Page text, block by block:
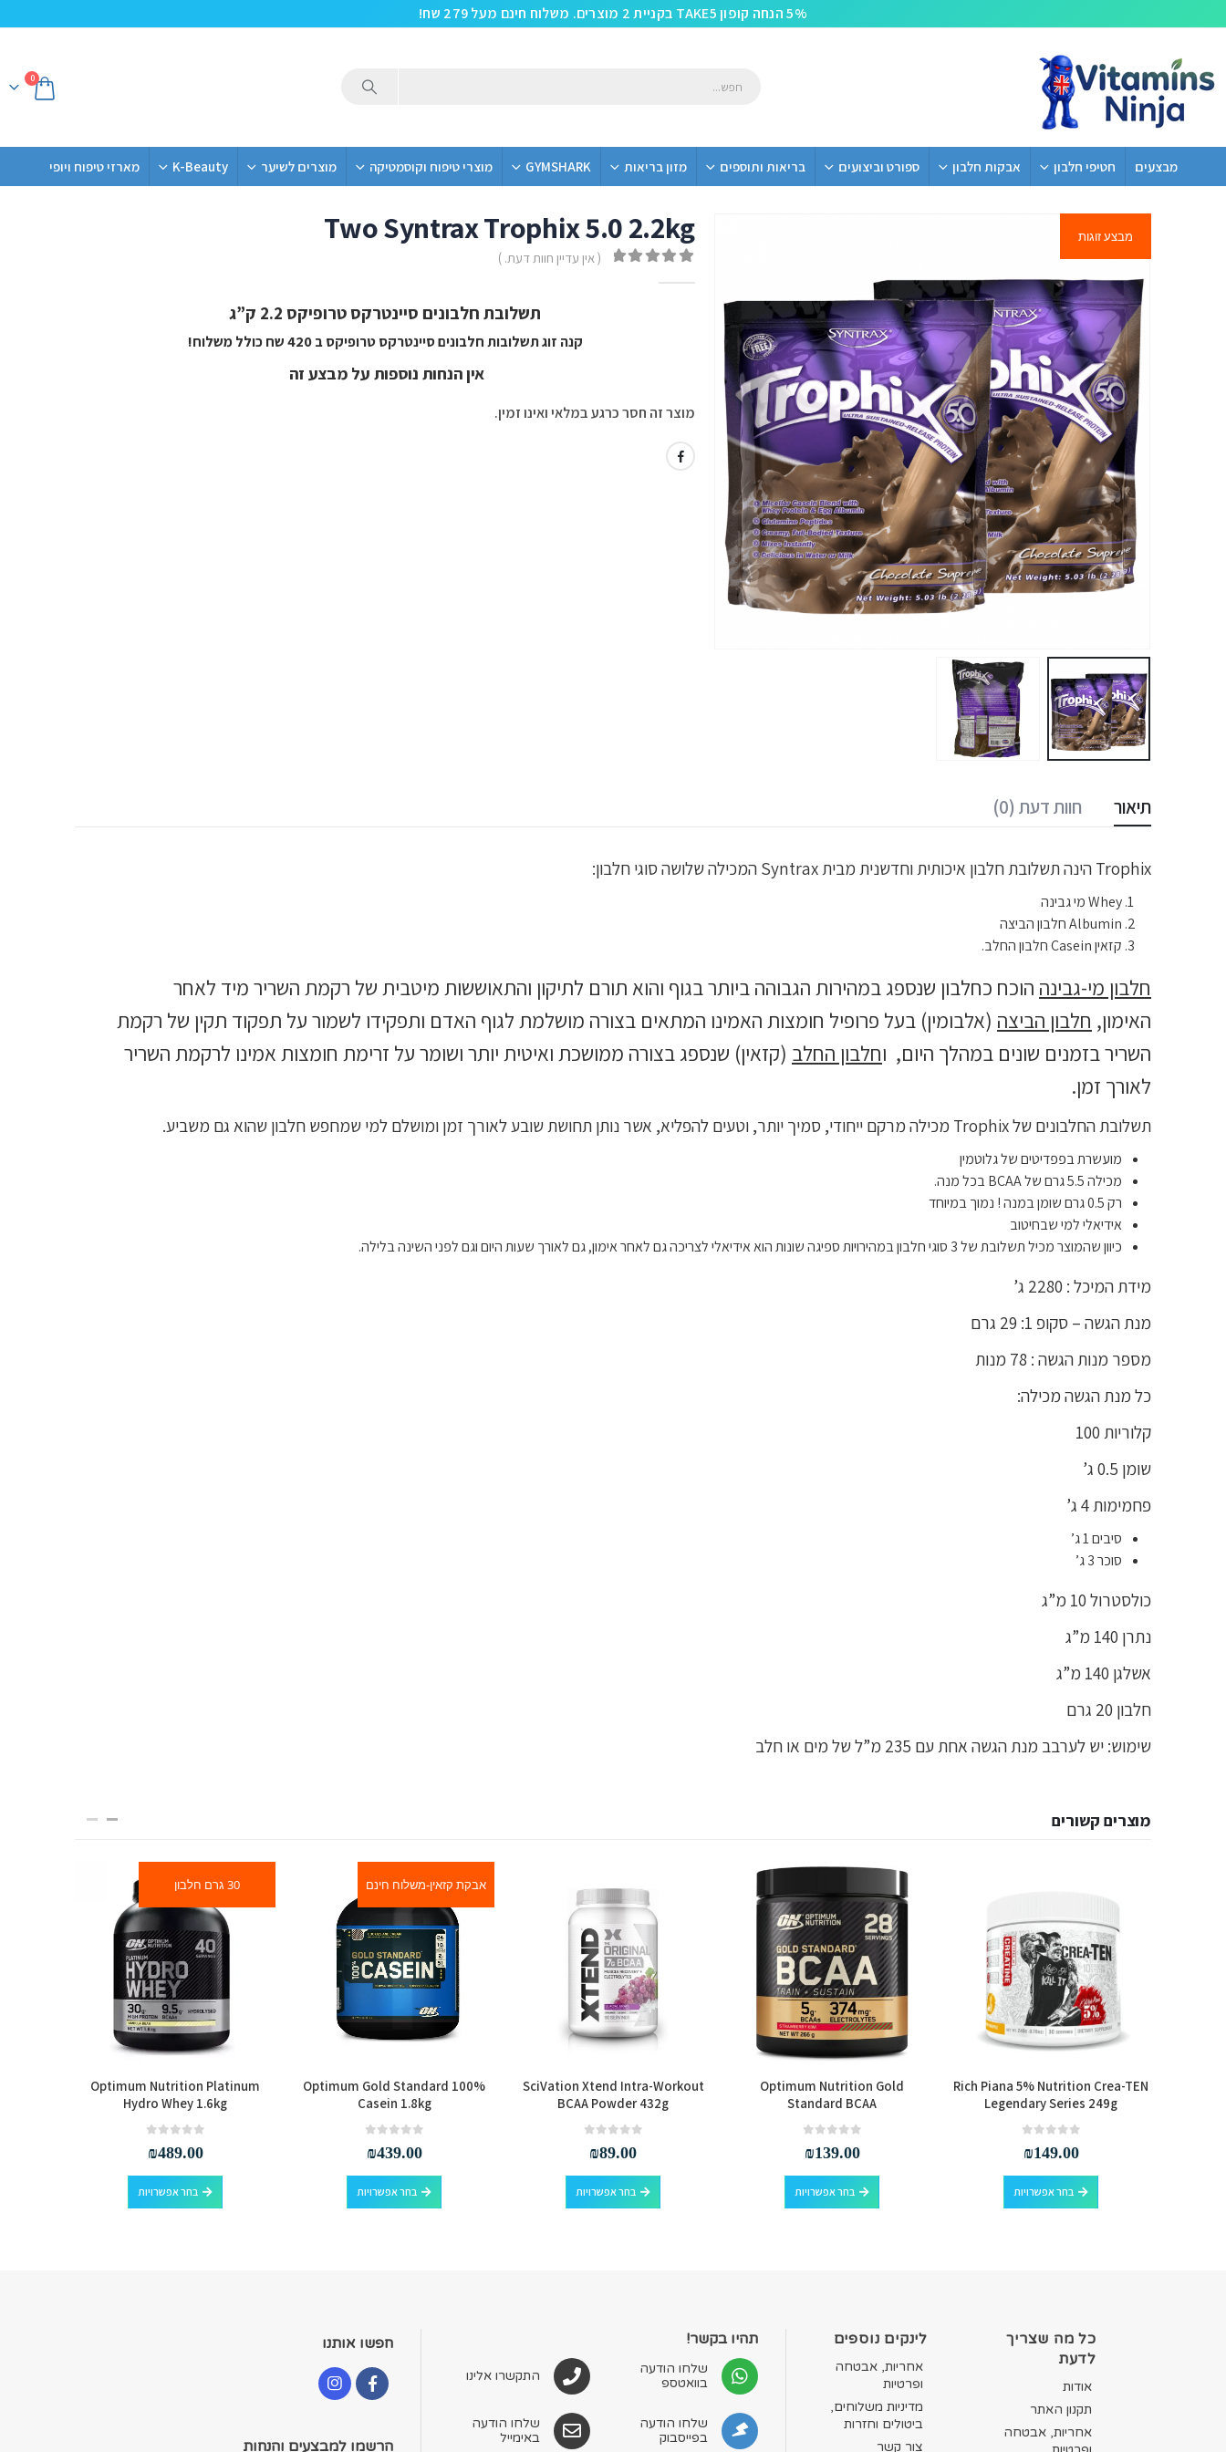
5% הנחה קופון TAKE5 בקניית 2 מוצרים. משלוח חינם מעל 279 שח!
0
מבצעים חטיפי חלבון אבקות חלבון ספורט וביצועים בריאות ותוספים מזון בריאות GYMSHARK מוצרי טיפוח וקוסמטיקה מוצרים לשיער K-Beauty מארזי טיפוח ויופי
מבצע זוגות מבצע זוגות
Two Syntrax Trophix 5.0 2.2kg
( אין עדיין חוות דעת. )
תשלובת חלבונים סיינטרקס טרופיקס 2.2 ק”ג
קנה זוג תשלובות חלבונים סיינטרקס טרופיקס ב 420 שח כולל משלוח!
אין הנחות נוספות על מבצע זה
מוצר זה חסר כרגע במלאי ואינו זמין.
תיאור חוות דעת (0)
Trophix הינה תשלובת חלבון איכותית וחדשנית מבית Syntrax המכילה שלושה סוגי חלבון:
Whey מי גבינה
Albumin חלבון הביצה
קזאין Casein חלבון החלב.
חלבון מי-גבינה הוכח כחלבון שנספג במהירות הגבוהה ביותר בגוף והוא תורם לתיקון והתאוששות מיטבית של רקמת השריר מיד לאחר
האימון, חלבון הביצה (אלבומין) בעל פרופיל חומצות האמינו המתאים בצורה מושלמת לגוף האדם ותפקידו לשמור על תפקוד תקין של רקמת
השריר בזמנים שונים במהלך היום, וחלבון החלב (קזאין) שנספג בצורה ממושכת ואיטית יותר ושומר על זרימת חומצות אמינו לרקמת השריר
לאורך זמן.
תשלובת החלבונים של Trophix מכילה מרקם ייחודי, סמיך יותר, וטעים להפליא, אשר נותן תחושת שובע לאורך זמן ומושלם למי שמחפש חלבון שהוא גם משביע.
מועשרת בפפדיטים של גלוטמין
מכילה 5.5 גרם של BCAA בכל מנה.
רק 0.5 גרם שומן במנה ! נמוך במיוחד
אידיאלי למי שבחיטוב
כיוון שהמוצר מכיל תשלובת של 3 סוגי חלבון במהירויות ספיגה שונות הוא אידיאלי לצריכה גם לאחר אימון, גם לאורך שעות היום וגם לפני השינה בלילה.
מידת המיכל : 2280 ג’
מנת הגשה – סקופ 1: 29 גרם
מספר מנות הגשה : 78 מנות
כל מנת הגשה מכילה:
קלוריות 100
שומן 0.5 ג’
פחמימות 4 ג’
סיבים 1 ג’
סוכר 3 ג’
כולסטרול 10 מ”ג
נתרן 140 מ”ג
אשלגן 140 מ”ג
חלבון 20 גרם
שימוש: יש לערבב מנת הגשה אחת עם 235 מ”ל של מים או חלב
מוצרים קשורים
Rich Piana 5% Nutrition Crea-TEN
Legendary Series 249g
₪149.00
בחר אפשרויות
למוצר זה יש מספר סוגים. ניתן לבחור את האפשרויות בעמוד המוצר
Optimum Nutrition Gold
Standard BCAA
₪139.00
בחר אפשרויות
למוצר זה יש מספר סוגים. ניתן לבחור את האפשרויות בעמוד המוצר
SciVation Xtend Intra-Workout
BCAA Powder 432g
₪89.00
בחר אפשרויות
למוצר זה יש מספר סוגים. ניתן לבחור את האפשרויות בעמוד המוצר
אבקת קזאין-משלוח חינם
Optimum Gold Standard 100%
Casein 1.8kg
₪439.00
בחר אפשרויות
למוצר זה יש מספר סוגים. ניתן לבחור את האפשרויות בעמוד המוצר
30 גרם חלבון
Optimum Nutrition Platinum
Hydro Whey 1.6kg
₪489.00
בחר אפשרויות
למוצר זה יש מספר סוגים. ניתן לבחור את האפשרויות בעמוד המוצר
כל מה שצריך
לדעת
אודות
תקנון האתר
אחריות, אבטחה
לינקים נוספים
אחריות, אבטחה
ופרטיות
מדיניות משלוחים,
ביטולים וחזרות
צור קשר
תהיו בקשר!
שלחו הודעה
בוואטספ
שלחו הודעה
בפייסבוק
התקשרו אלינו
שלחו הודעה
באימייל
חפשו אותנו
הרשמו למבצעים והנחות